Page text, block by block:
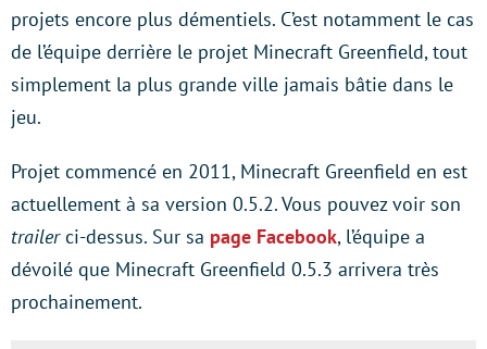
projets encore plus démentiels. C’est notamment le cas
de l’équipe derrière le projet Minecraft Greenfield, tout
simplement la plus grande ville jamais bâtie dans le
jeu.
Projet commencé en 2011, Minecraft Greenfield en est
actuellement à sa version 0.5.2. Vous pouvez voir son
trailerci-dessus. Sur sa page Facebook, l’équipe a
dévoilé que Minecraft Greenfield 0.5.3 arrivera très
prochainement.